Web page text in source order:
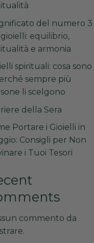
del numero 3
equilibrio,
e armonia
spirituali: cosa sono
sempre più
li scelgono
della Sera
Portare i Gioielli in
Consigli per Non
i Tuoi Tesori
commento da